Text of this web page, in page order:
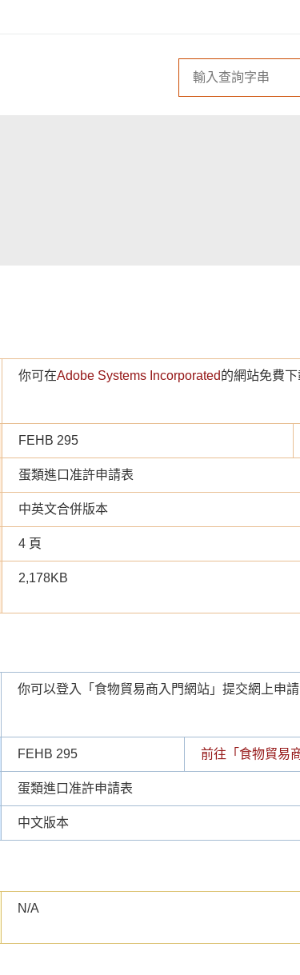
你可在Adobe Systems Incorporated的網站免費
FEHB 295
蛋類進口准許申請表
中英文合併版本
4 頁
2,178KB
你可以登入「食物貿易商入門網站」提交網上申請
FEHB 295 前往「食物貿易
蛋類進口准許申請表
中文版本
N/A